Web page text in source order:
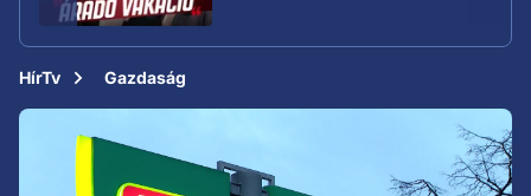
HírTv Gazdaság